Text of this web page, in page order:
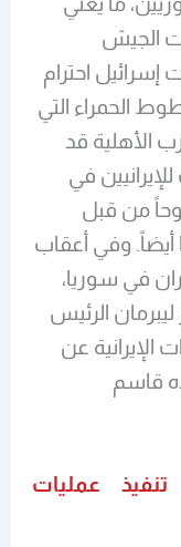
الجيش
احترام
الحمراء التي
الأهلية قد
في
من قبل
وفي أعقاب
في سوريا،
ليبرمان الرئيس
الإيرانية عن
قاسم
عمليات